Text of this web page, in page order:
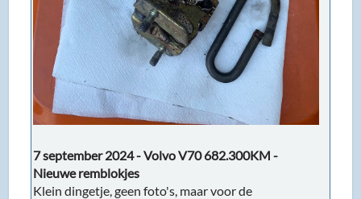
7 september 2024 - Volvo V70 682.300KM -
Nieuwe remblokjes
Klein dingetje, geen foto's, maar voor de